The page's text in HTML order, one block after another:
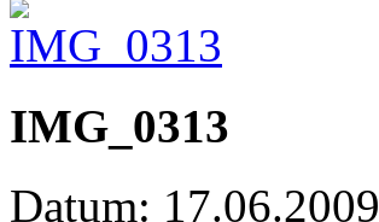
IMG_0313
Datum: 17.06.2009